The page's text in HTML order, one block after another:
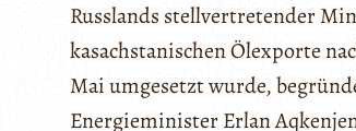
Russlands stellvertretender
kasachstanischen Ölexporte
Mai umgesetzt wurde,
Energieminister Erlan